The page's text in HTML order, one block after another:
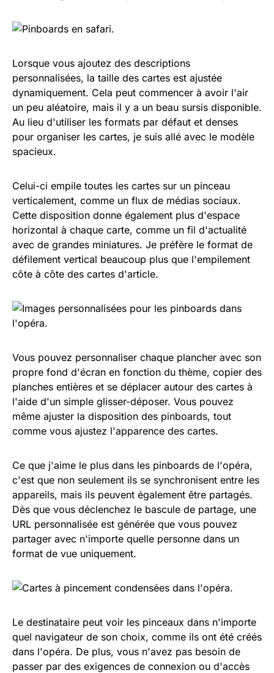
Lorsque vous ajoutez des descriptions
personnalisées, la taille des cartes est ajustée
dynamiquement. Cela peut commencer à avoir l'air
un peu aléatoire, mais il y a un beau sursis disponible.
Au lieu d'utiliser les formats par défaut et denses
pour organiser les cartes, je suis allé avec le modèle
spacieux.
Celui-ci empile toutes les cartes sur un pinceau
verticalement, comme un flux de médias sociaux.
Cette disposition donne également plus d'espace
horizontal à chaque carte, comme un fil d'actualité
avec de grandes miniatures. Je préfère le format de
défilement vertical beaucoup plus que l'empilement
côte à côte des cartes d'article.
Vous pouvez personnaliser chaque plancher avec son
propre fond d'écran en fonction du thème, copier des
planches entières et se déplacer autour des cartes à
l'aide d'un simple glisser-déposer. Vous pouvez
même ajuster la disposition des pinboards, tout
comme vous ajustez l'apparence des cartes.
Ce que j'aime le plus dans les pinboards de l'opéra,
c'est que non seulement ils se synchronisent entre les
appareils, mais ils peuvent également être partagés.
Dès que vous déclenchez le bascule de partage, une
URL personnalisée est générée que vous pouvez
partager avec n'importe quelle personne dans un
format de vue uniquement.
Le destinataire peut voir les pinceaux dans n'importe
quel navigateur de son choix, comme ils ont été créés
dans l'opéra. De plus, vous n'avez pas besoin de
passer par des exigences de connexion ou d'accès